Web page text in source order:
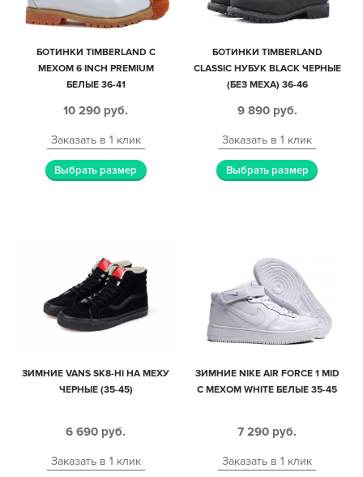
БОТИНКИ TIMBERLAND С
МЕХОМ 6 INCH PREMIUM
БЕЛЫЕ 36-41
10 290 руб.
Заказать в 1 клик
Выбрать размер
БОТИНКИ TIMBERLAND
CLASSIC НУБУК BLACK ЧЕРНЫЕ
(БЕЗ МЕХА) 36-46
9 890 руб.
Заказать в 1 клик
Выбрать размер
ЗИМНИЕ VANS SK8-HI НА МЕХУ
ЧЕРНЫЕ (35-45)
6 690 руб.
Заказать в 1 клик
ЗИМНИЕ NIKE AIR FORCE 1 MID
С МЕХОМ WHITE БЕЛЫЕ 35-45
7 290 руб.
Заказать в 1 клик